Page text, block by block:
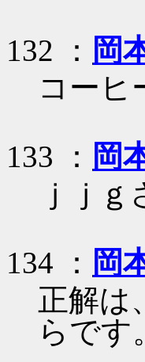
132 ： 岡
コーヒ
133 ： 岡
ｊｊ
134 ： 岡
正解は
らです